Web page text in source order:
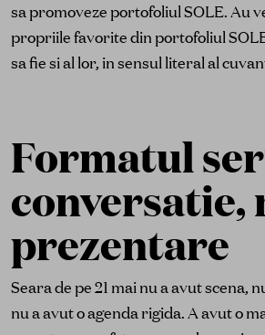
sa promoveze portofoliul SOLE. Au
propriile favorite din portofoliul
sa fie si al lor, in sensul literal al
Formatul
conversatie,
prezentare
Seara de pe 21 mai nu a avut scena,
nu a avut o agenda rigida. A avut o